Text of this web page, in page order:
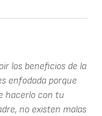
los beneficios de la
enfodada porque
hacerlo con tu
no existen malas